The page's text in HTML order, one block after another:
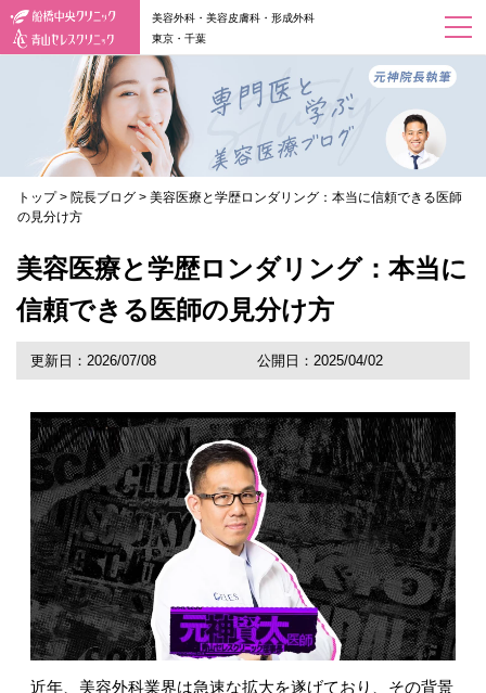
美容外科・美容皮膚科・形成外科
東京・千葉
トップ > 院長ブログ > 美容医療と学歴ロンダリング：本当に信頼できる医師
の見分け方
美容医療と学歴ロンダリング：本当に
信頼できる医師の見分け方
更新日：2026/07/08 公開日：2025/04/02
近年、美容外科業界は急速な拡大を遂げており、その背景